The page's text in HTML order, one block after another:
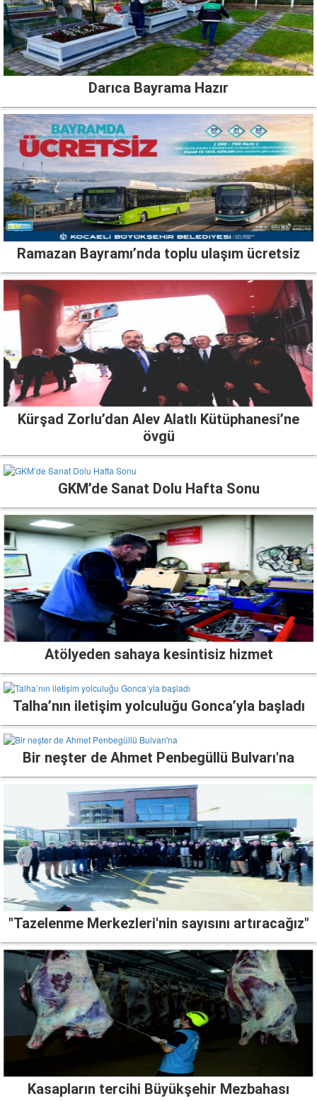
Darıca Bayrama Hazır
Ramazan Bayramı’nda toplu ulaşım ücretsiz
Kürşad Zorlu’dan Alev Alatlı Kütüphanesi’ne
övgü
GKM’de Sanat Dolu Hafta Sonu
Atölyeden sahaya kesintisiz hizmet
Talha’nın iletişim yolculuğu Gonca’yla başladı
Bir neşter de Ahmet Penbegüllü Bulvarı'na
"Tazelenme Merkezleri'nin sayısını artıracağız"
Kasapların tercihi Büyükşehir Mezbahası